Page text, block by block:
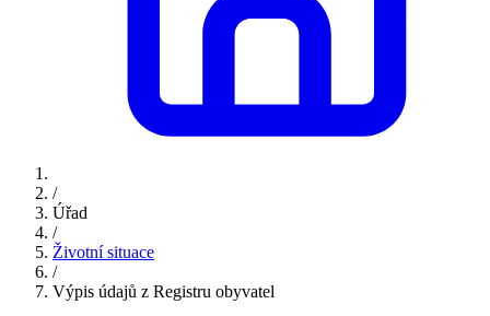
/
Úřad
/
Životní situace
/
Výpis údajů z Registru obyvatel